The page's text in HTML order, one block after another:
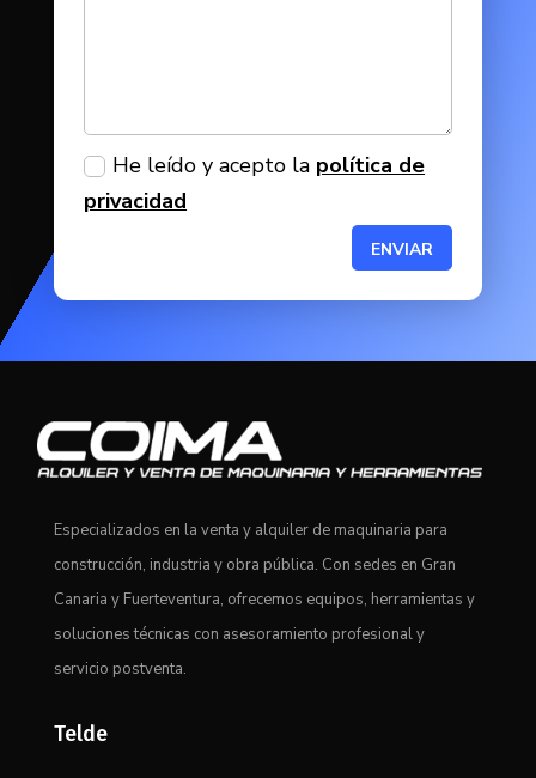
He leído y acepto la política de
privacidad
ENVIAR
Especializados en la venta y alquiler de maquinaria para
construcción, industria y obra pública. Con sedes en Gran
Canaria y Fuerteventura, ofrecemos equipos, herramientas y
soluciones técnicas con asesoramiento profesional y
servicio postventa.
Telde